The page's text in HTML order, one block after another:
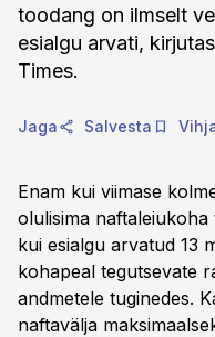
toodang on ilmselt
esialgu arvati,
Times.
Jaga Salvesta
Enam kui viimase
olulisima
kui esialgu arvatud 13
kohapeal tegutsevate
andmetele tuginedes.
naftavälja